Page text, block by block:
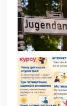
3
4